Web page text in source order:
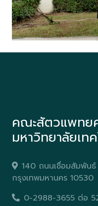
คณะสัตวแพทย
มหาวิทยาลัยเท
140 ถนนเชื่อมสัมพัน
กรุงเทพมหานคร 10530
0-2988-3655 ต่อ